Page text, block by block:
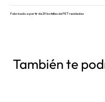
Fabricado a partir de 29 botellas de PET recicladas
También te